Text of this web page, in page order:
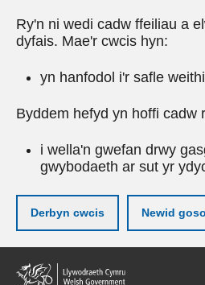
Ry'n ni wedi cadw ffeiliau a
dyfais. Mae'r cwcis hyn:
yn hanfodol i'r safle
Byddem hefyd yn hoffi cadw
i wella'n gwefan drwy
gwybodaeth ar sut yr
Derbyn cwcis Newid
Neidio
i'r